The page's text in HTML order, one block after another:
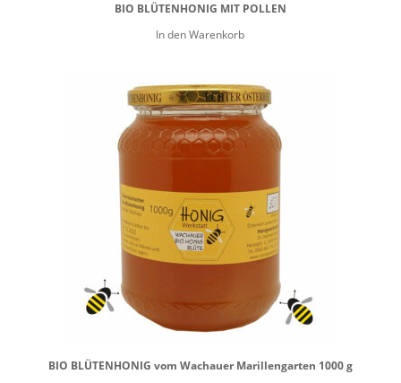
BIO BLÜTENHONIG MIT POLLEN
In den Warenkorb
BIO BLÜTENHONIG vom Wachauer Marillengarten 1000 g